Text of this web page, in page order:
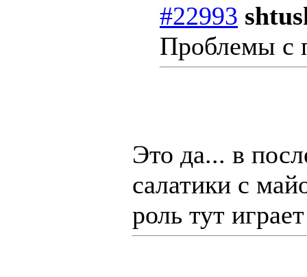
#22993
Проблемы с
Это да... в
салатики с
роль тут